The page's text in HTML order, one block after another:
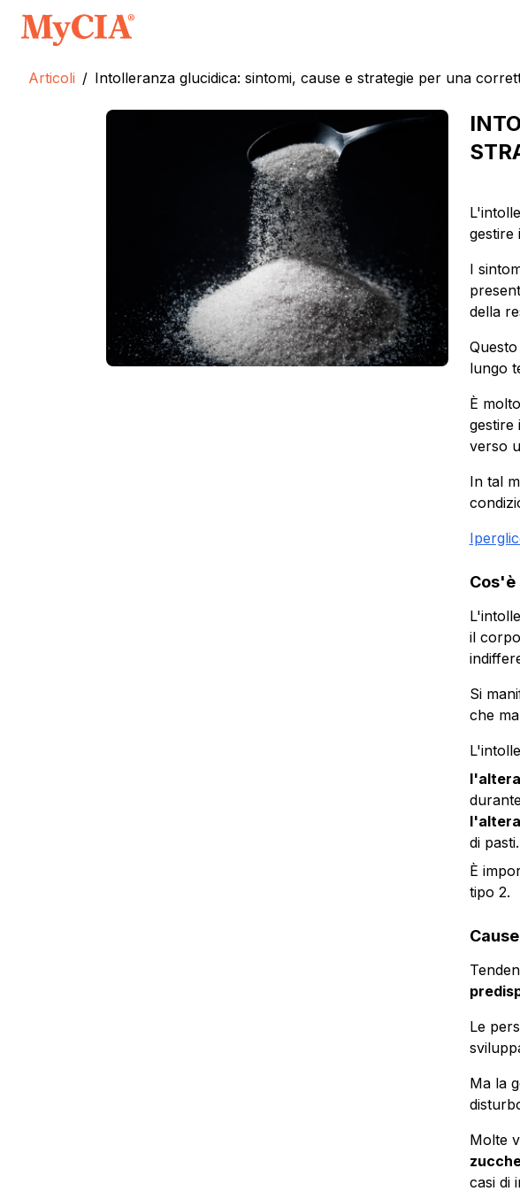
Articoli / Intolleranza glucidica: sintomi, cause e strategie per una
gestire i
I
della
lungo
È
gestire
verso
In tal
il
Si
che
di pasti.
È
tipo 2.
Le
Ma la
Molte
casi di